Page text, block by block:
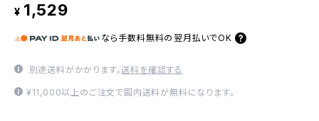
¥ 1,529
なら 手数料無料の 翌月払いでOK
別途送料がかかります。送料を確認する
¥11,000以上のご注文で国内送料が無料になります。